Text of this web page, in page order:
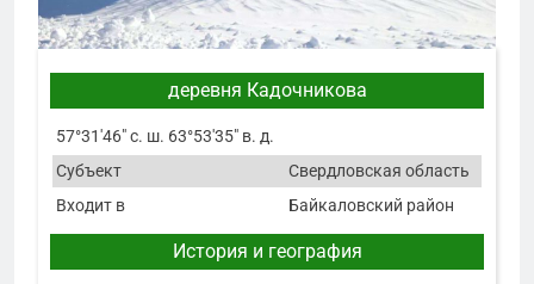
деревня Кадочникова
57°31′46″ с. ш. 63°53′35″ в. д.
Субъект
Свердловская область
Входит в
Байкаловский район
История и география